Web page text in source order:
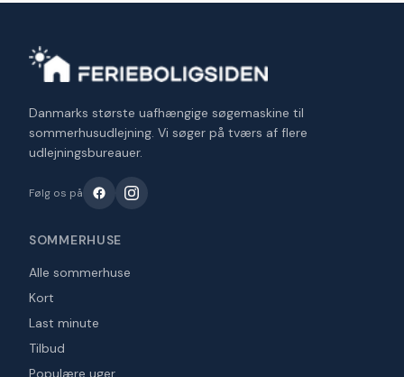
Danmarks største uafhængige søgemaskine til
sommerhusudlejning. Vi søger på tværs af flere
udlejningsbureauer.
Følg os på
SOMMERHUSE
Alle sommerhuse
Kort
Last minute
Tilbud
Populære uger